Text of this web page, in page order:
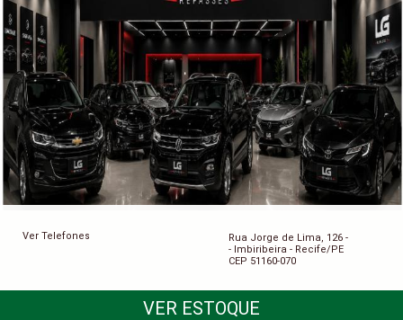
Ver Telefones
Rua Jorge de Lima, 126 -
- Imbiribeira - Recife/PE
CEP 51160-070
VER ESTOQUE